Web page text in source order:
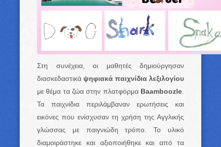
Στη συνέχεια, οι μαθητές δημιούργησαν
διασκεδαστικά ψηφιακά παιχνίδια λεξιλογίου
με θέμα τα ζώα στην πλατφόρμα Baamboozle
Τα παιχνίδια περιλάμβαναν ερωτήσεις και
εικόνες που ενίσχυσαν τη χρήση της Αγγλικής
γλώσσας με παιγνιώδη τρόπο. Το υλικό
διαμοιράστηκε και αξιοποιήθηκε και από τα